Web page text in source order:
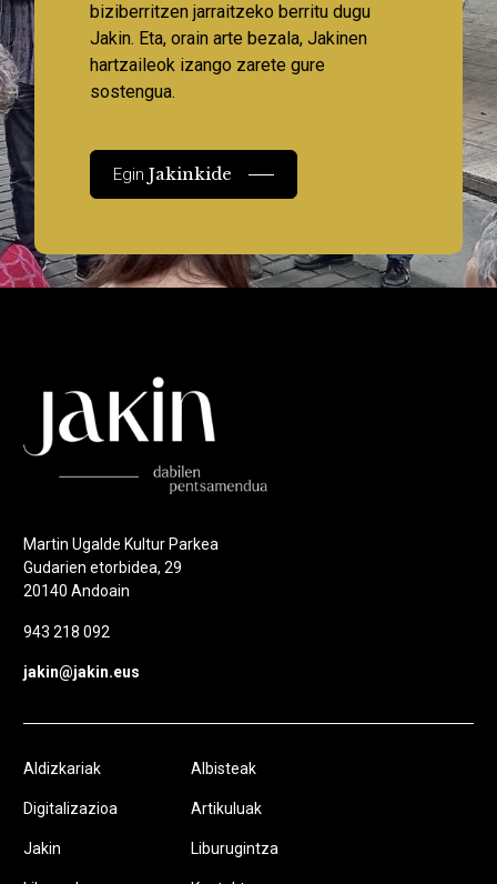
biziberritzen jarraitzeko berritu dugu
Jakin. Eta, orain arte bezala, Jakinen
hartzaileok izango zarete gure
sostengua.
EginJakinkide
Martin Ugalde Kultur Parkea
Gudarien etorbidea, 29
20140 Andoain
943 218 092
jakin@jakin.eus
Aldizkariak
Digitalizazioa
Jakin
Albisteak
Artikuluak
Liburugintza